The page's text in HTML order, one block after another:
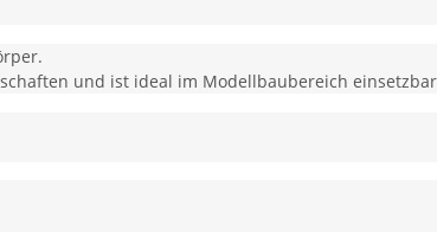
und ist ideal im Modellbaubereich